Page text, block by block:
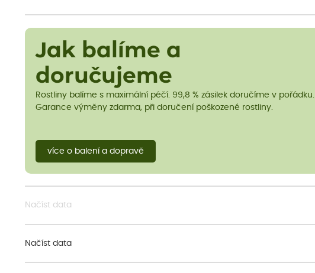
Jak balíme a
doručujeme
Rostliny balíme s maximální péčí. 99,8 % zásilek doručíme v pořádku.
Garance výměny zdarma, při doručení poškozené rostliny.
více o balení a dopravě
Načíst data
Načíst data